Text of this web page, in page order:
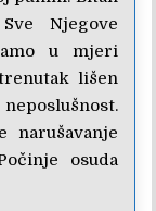
Njegove
u mjeri
lišen
narušavanje
osuda